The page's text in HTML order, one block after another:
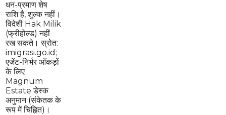
धन-प्रमाण शेष
राशि है, शुल्क नहीं।
विदेशी Hak Milik
(फ्रीहोल्ड) नहीं
रख सकते। स्रोत:
imigrasi.go.id;
एजेंट-निर्भर आँकड़ों
के लिए
Magnum
Estate डेस्क
अनुमान (संकेतक के
रूप में चिह्नित)।